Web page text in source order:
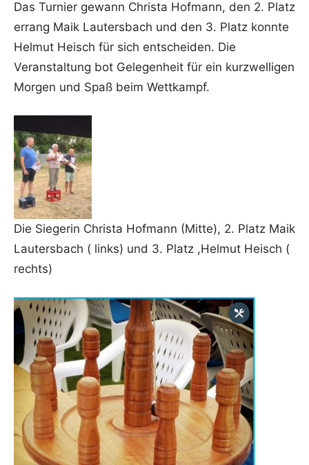
Das Turnier gewann Christa Hofmann, den 2. Platz
errang Maik Lautersbach und den 3. Platz konnte
Helmut Heisch für sich entscheiden. Die
Veranstaltung bot Gelegenheit für ein kurzwelligen
Morgen und Spaß beim Wettkampf.
Die Siegerin Christa Hofmann (Mitte), 2. Platz Maik
Lautersbach ( links) und 3. Platz ,Helmut Heisch (
rechts)